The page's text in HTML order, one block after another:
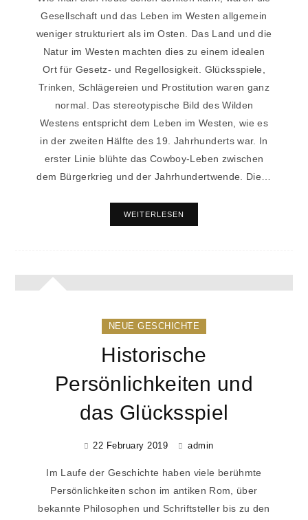
Gesellschaft und das Leben im Westen allgemein
weniger strukturiert als im Osten. Das Land und die
Natur im Westen machten dies zu einem idealen
Ort für Gesetz- und Regellosigkeit. Glücksspiele,
Trinken, Schlägereien und Prostitution waren ganz
normal. Das stereotypische Bild des Wilden
Westens entspricht dem Leben im Westen, wie es
in der zweiten Hälfte des 19. Jahrhunderts war. In
erster Linie blühte das Cowboy-Leben zwischen
dem Bürgerkrieg und der Jahrhundertwende. Die…
WEITERLESEN
NEUE GESCHICHTE
Historische
Persönlichkeiten und
das Glücksspiel
22 February 2019 admin
Im Laufe der Geschichte haben viele berühmte
Persönlichkeiten schon im antiken Rom, über
bekannte Philosophen und Schriftsteller bis zu den